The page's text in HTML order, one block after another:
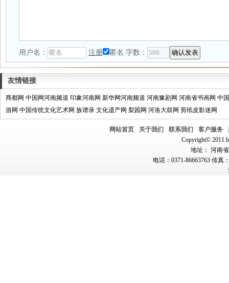
用户名： 注册 匿名 字数：
友情链接
商都网 中国网河南频道 印象河南网 新华网河南频道 河南豫剧网 河南省书画网 中
游网 中国传统文化艺术网 族谱录 文化遗产网 梨园网 河洛大鼓网 剪纸皮影迷网
网站首页 关于我们 联系我们 客户服务
Copyright© 2011
地址： 河南
电话：0371-86663763 传真